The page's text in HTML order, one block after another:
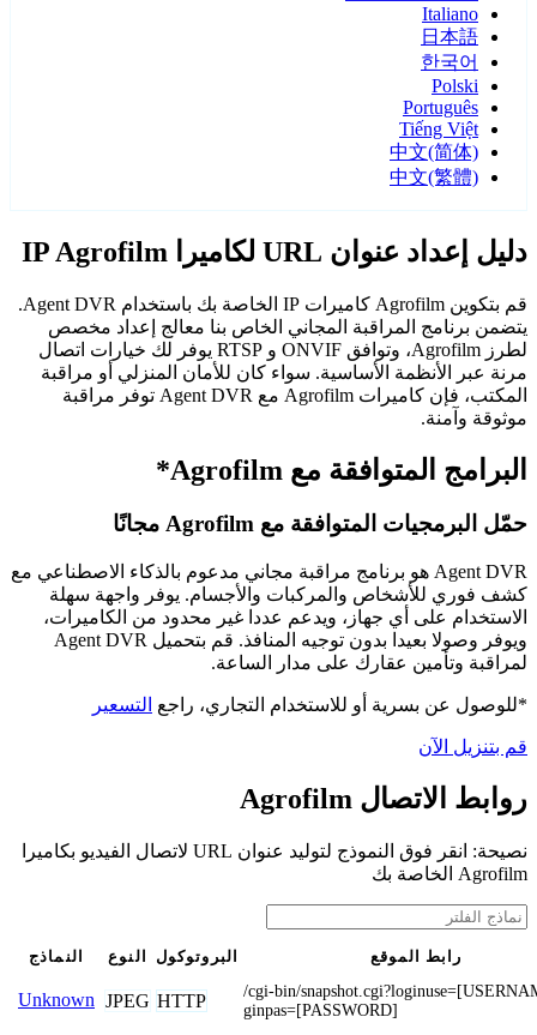
Italiano
日本語
한국어
Polski
Português
Tiếng Việt
中文(简体)
中文(繁體)
دليل إعداد عنوان URL لكاميرا IP Agrofilm
قم بتكوين Agrofilm كاميرات IP الخاصة بك باستخدام Agent DVR.
يتضمن برنامج المراقبة المجاني الخاص بنا معالج إعداد مخصص
لطرز Agrofilm، وتوافق ONVIF و RTSP يوفر لك خيارات اتصال
مرنة عبر الأنظمة الأساسية. سواء كان للأمان المنزلي أو مراقبة
المكتب، فإن كاميرات Agrofilm مع Agent DVR توفر مراقبة
موثوقة وآمنة.
البرامج المتوافقة مع Agrofilm*
حمّل البرمجيات المتوافقة مع Agrofilm مجانًا
Agent DVR هو برنامج مراقبة مجاني مدعوم بالذكاء الاصطناعي مع
كشف فوري للأشخاص والمركبات والأجسام. يوفر واجهة سهلة
الاستخدام على أي جهاز، ويدعم عددا غير محدود من الكاميرات،
ويوفر وصولا بعيدا بدون توجيه المنافذ. قم بتحميل Agent DVR
لمراقبة وتأمين عقارك على مدار الساعة.
*للوصول عن بسرية أو للاستخدام التجاري، راجع التسعير
قم بتنزيل الآن
روابط الاتصال Agrofilm
نصيحة: انقر فوق النموذج لتوليد عنوان URL لاتصال الفيديو بكاميرا
Agrofilm الخاصة بك
النماذج النوع البروتوكول رابط الموقع
Unknown JPEG HTTP
/cgi-bin/
ginpas=[PASSWORD]